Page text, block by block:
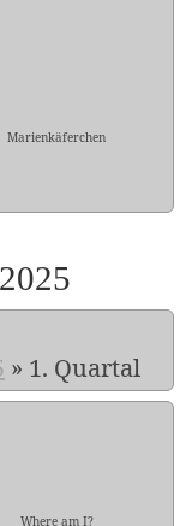
Marienkäferchen
» 1. Quartal
Where am I?